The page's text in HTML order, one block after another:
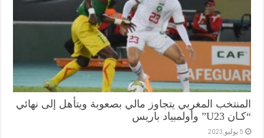
المنتخب المغربي يتجاوز مالي بصعوبة ويتأهل إلى نهائي
“كـان U23” وأولمبياد باريس
5 يوليو,2023